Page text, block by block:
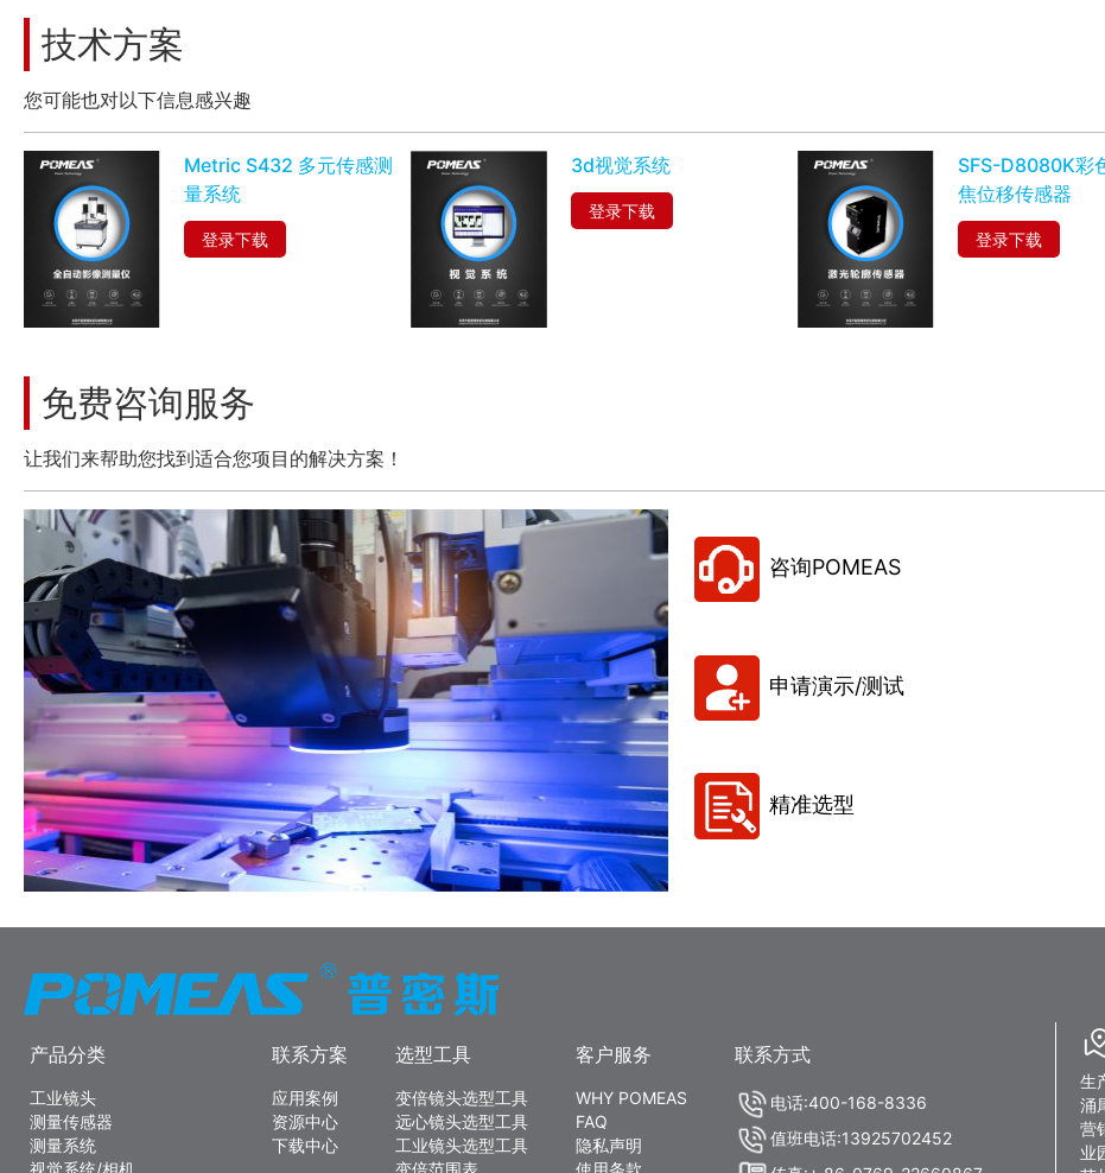
技术方案
您可能也对以下信息感兴趣
Metric S432 多元传感测
量系统
登录下载
3d视觉系统
登录下载
SFS-D8080K彩
焦位移传感器
登录下载
免费咨询服务
让我们来帮助您找到适合您项目的解决方案！
咨询POMEAS
申请演示/测试
精准选型
产品分类
工业镜头
测量传感器
测量系统
视觉系统/相机
联系方案
应用案例
资源中心
下载中心
选型工具
变倍镜头选型工具
远心镜头选型工具
工业镜头选型工具
变倍范围表
客户服务
WHY POMEAS
FAQ
隐私声明
使用条款
联系方式
电话:400-168-8336
值班电话:13925702452
生
涌
营
业